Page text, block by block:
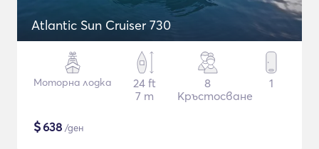
Atlantic Sun Cruiser 730
Моторна лодка
24 ft
7 m
8
Кръстосване
1
$638 /ден